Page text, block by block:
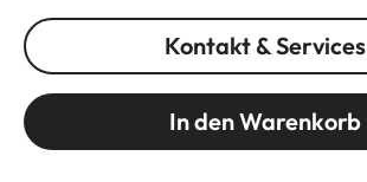
Kontakt & Services
In den Warenkorb